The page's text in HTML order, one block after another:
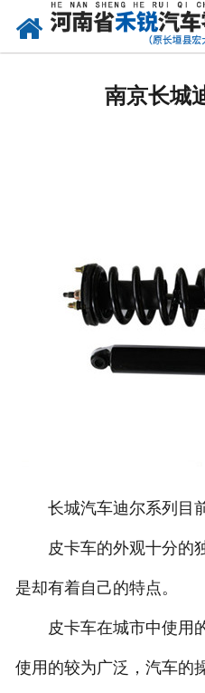
南京长城
长城汽车迪尔系列目前
皮卡车的外观十分的独
是却有着自己的特点。
皮卡车在城市中使用的
使用的较为广泛，汽车的